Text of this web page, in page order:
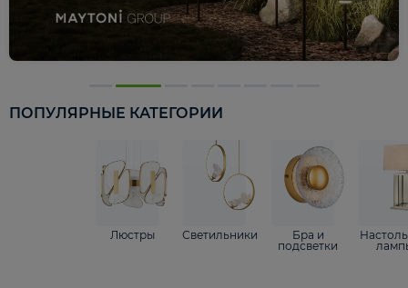
ПОПУЛЯРНЫЕ КАТЕГОРИИ
Люстры Светильники
Бра и
подсветки